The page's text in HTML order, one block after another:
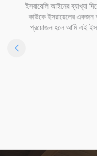
ইসরায়েলি আইনের ব্যাখ্যা
কাউকে ইসরায়েলের একজন
প্রয়োজন হলে আমি এই